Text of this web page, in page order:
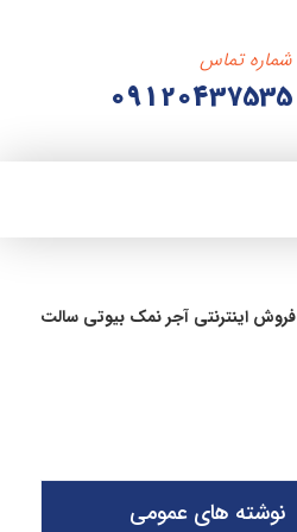
شماره تماس
09120437535
فروش اینترنتی آجر نمک بیوتی سالت
نوشته های عمومی